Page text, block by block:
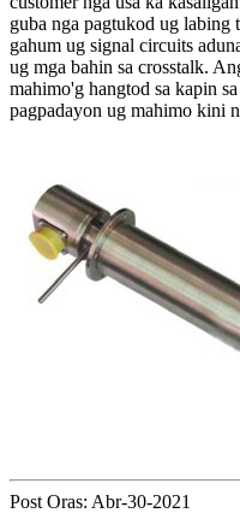
guba nga pagtukod ug labing
gahum ug signal circuits
ug mga bahin sa crosstalk.
mahimo'g hangtod sa kapin
pagpadayon ug mahimo kini
Post Oras: Abr-30-2021